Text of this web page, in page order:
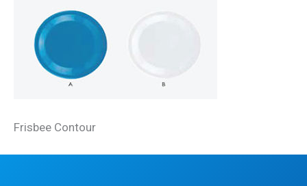
Frisbee Contour